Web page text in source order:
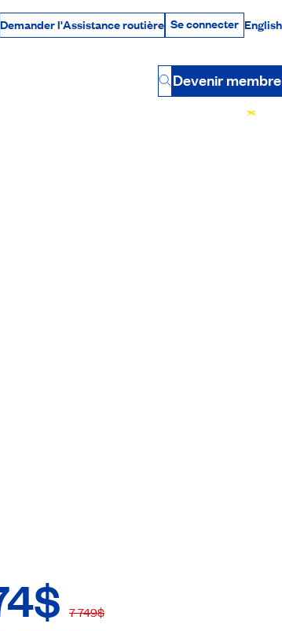
Demander l'Assistance routière Se connecter
Se connecter English
Button
Devenir membre
7 749$